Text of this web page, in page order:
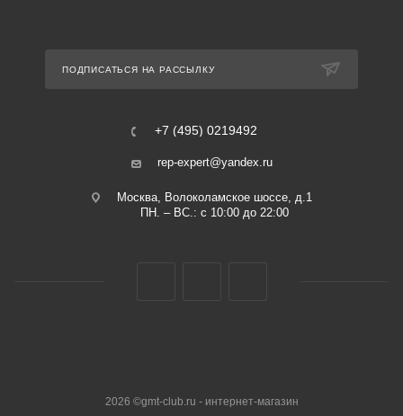
ПОДПИСАТЬСЯ НА РАССЫЛКУ
+7 (495) 0219492
rep-expert@yandex.ru
Москва, Волоколамское шоссе, д.1
ПН. – ВС.: с 10:00 до 22:00
2026 ©gmt-club.ru - интернет-магазин